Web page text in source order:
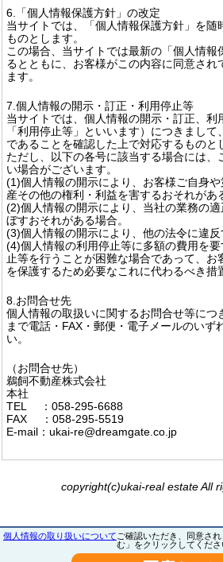
6.「個人情報保護方針」の改定
当サイトでは、「個人情報保護方針」を随
ものとします。
この場合、当サイトでは最新の「個人情報
るとともに、お客様がこの内容に同意され
ます。
7.個人情報の開示・訂正・利用停止等
当サイトでは、個人情報の開示・訂正、利
「利用停止等」といいます）につきまし
であることを確認した上で対応するものと
ただし、以下の各号に該当する場合には、
い場合がございます。
(1)個人情報の開示により、お客様ご自身
産その他の権利・利益を害するおそれがあ
(2)個人情報の開示により、当社の業務の
ぼすおそれがある場合。
(3)個人情報の開示により、他の法令に違反
(4)個人情報の利用停止等に多額の費用を
止等を行うことが困難な場合であって、お
を保護するため必要なこれに代わるべき措
8.お問合せ先
個人情報の取扱いに関するお問合せ等につ
まで電話・FAX・郵便・電子メールのいず
い。
（お問合せ先）
鵜飼不動産株式会社
本社
TEL ：058-295-6688
FAX ：058-295-5519
E-mail：ukai-re@dreamgate.co.jp
copyright(c)ukai-real estate All
個人情報の取り扱いについて ご確認いただき、同意さ
む」をクリックしてくださ